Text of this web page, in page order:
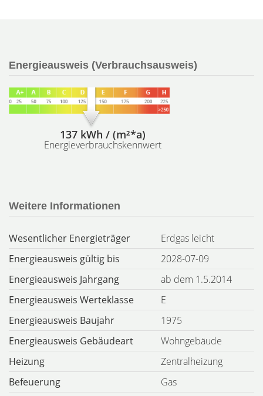
Energieausweis (Verbrauchsausweis)
137 kWh / (m²*a)
Energieverbrauchskennwert
Weitere Informationen
Wesentlicher Energieträger
Erdgas leicht
Energieausweis gültig bis
2028-07-09
Energieausweis Jahrgang
ab dem 1.5.2014
Energieausweis Werteklasse
E
Energieausweis Baujahr
1975
Energieausweis Gebäudeart
Wohngebäude
Heizung
Zentralheizung
Befeuerung
Gas